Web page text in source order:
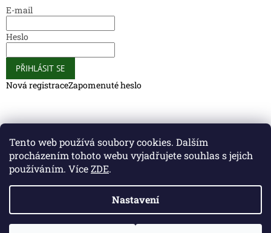
Tento web používá soubory cookies. Dalším
procházením tohoto webu vyjadřujete souhlas s jejich
používáním. VíceZDE.
Nastavení
E-mail
Heslo
PŘIHLÁSIT SE
Nová registraceZapomenuté heslo
Copyright 2026Caliber Club - Gun Store. Všechna práva